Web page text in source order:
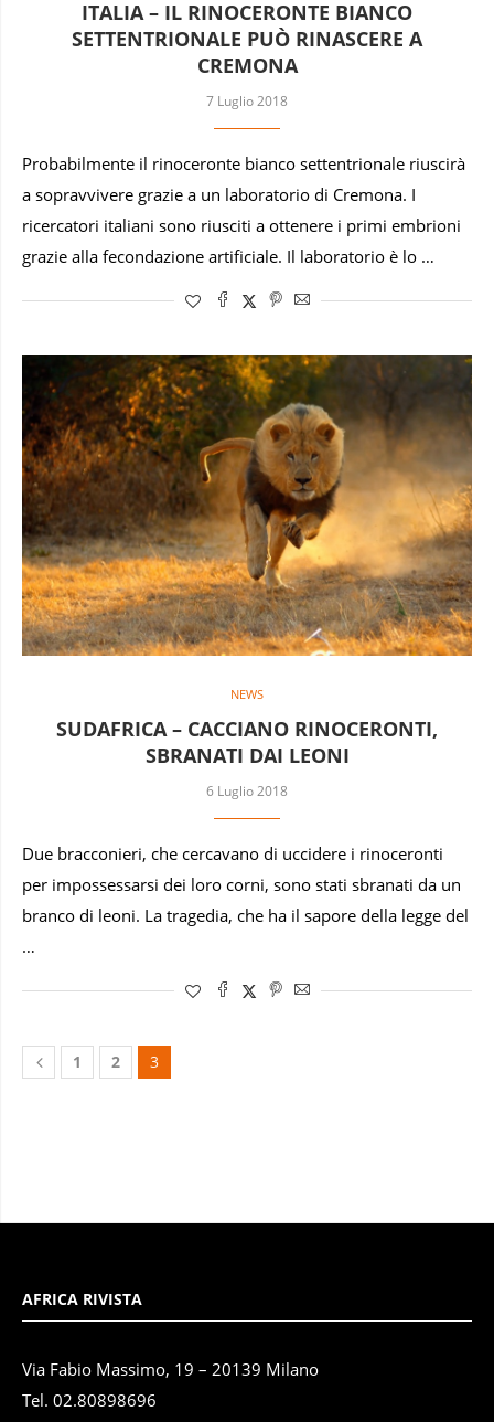
ITALIA – IL RINOCERONTE BIANCO
SETTENTRIONALE PUÒ RINASCERE A
CREMONA
7 Luglio 2018
Probabilmente il rinoceronte bianco settentrionale riuscirà
a sopravvivere grazie a un laboratorio di Cremona. I
ricercatori italiani sono riusciti a ottenere i primi embrioni
grazie alla fecondazione artificiale. Il laboratorio è lo …
NEWS
SUDAFRICA – CACCIANO RINOCERONTI,
SBRANATI DAI LEONI
6 Luglio 2018
Due bracconieri, che cercavano di uccidere i rinoceronti
per impossessarsi dei loro corni, sono stati sbranati da un
branco di leoni. La tragedia, che ha il sapore della legge del
…
1 2 3
AFRICA RIVISTA
Via Fabio Massimo, 19 – 20139 Milano
Tel. 02.80898696